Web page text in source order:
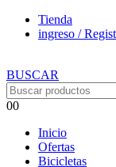
Tienda
ingreso /
BUSCAR
00
Inicio
Ofertas
Bicicletas